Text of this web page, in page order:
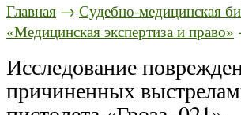
Главная → Судебно-медицинская
«Медицинская экспертиза и право»
Исследование
причиненных